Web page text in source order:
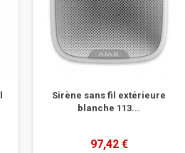
Sirène sans fil extérieure
blanche 113...
97,42 €